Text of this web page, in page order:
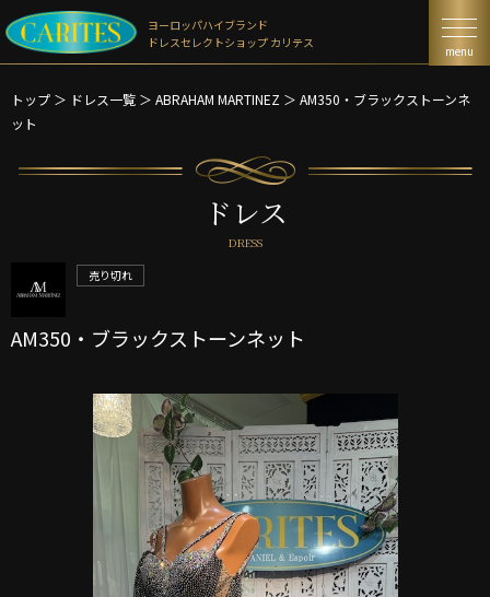
ヨーロッパハイブランド
ドレスセレクトショップ カリテス
menu
トップ ＞ ドレス一覧 ＞ ABRAHAM MARTINEZ ＞ AM350・ブラックストーンネ
ット
ドレス
DRESS
売り切れ
AM350・ブラックストーンネット